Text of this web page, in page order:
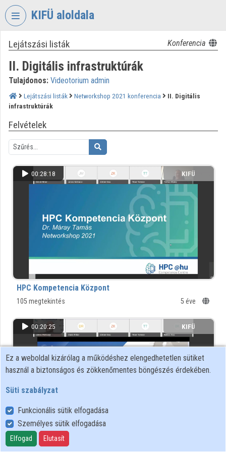
Fejléc kihagyása
KIFÜ aloldala
VIDEOTORIUM
KORMÁNYZATI
INFORMATIKAI
FEJLESZTÉSI
ÜGYNÖKSÉG
Intézményi kezdőlap
Bejelentkezés
Intézményi felfedezés
Intézményi listák
Intézmények
Közreműködők
Lejátszási listák Konferencia
II. Digitális infrastruktúrák
Tulajdonos: Videotorium admin
Lejátszási listák Networkshop 2021 konferencia
II. Digitális
infrastruktúrák
Felvételek
00:28:18 KIFÜ
HPC Kompetencia Központ
105 megtekintés 5 éve
00:20:25 KIFÜ
A KIFÜ nemzetközi együttműködései és projektjei
Ez a weboldal kizárólag a működéshez elengedhetetlen sütiket
használ a biztonságos és zökkenőmentes böngészés érdekében.
Süti szabályzat
Funkcionális sütik elfogadása
Személyes sütik elfogadása
Elfogad Elutasít